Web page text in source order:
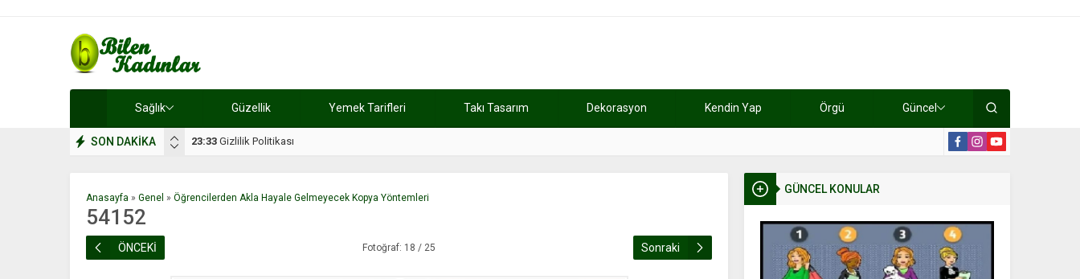
Sağlık Güzellik Yemek Tarifleri Takı Tasarım Dekorasyon Kendin Yap Örgü Güncel
SON DAKİKA 17:08 Dilan, düğününe 5 gün kala hayatını kaybetti
GÜNCEL KONULAR
Anasayfa » Genel » Öğrencilerden Akla Hayale Gelmeyecek Kopya Yöntemleri
54152
ÖNCEKİ Fotoğraf: 18 / 25 Sonraki